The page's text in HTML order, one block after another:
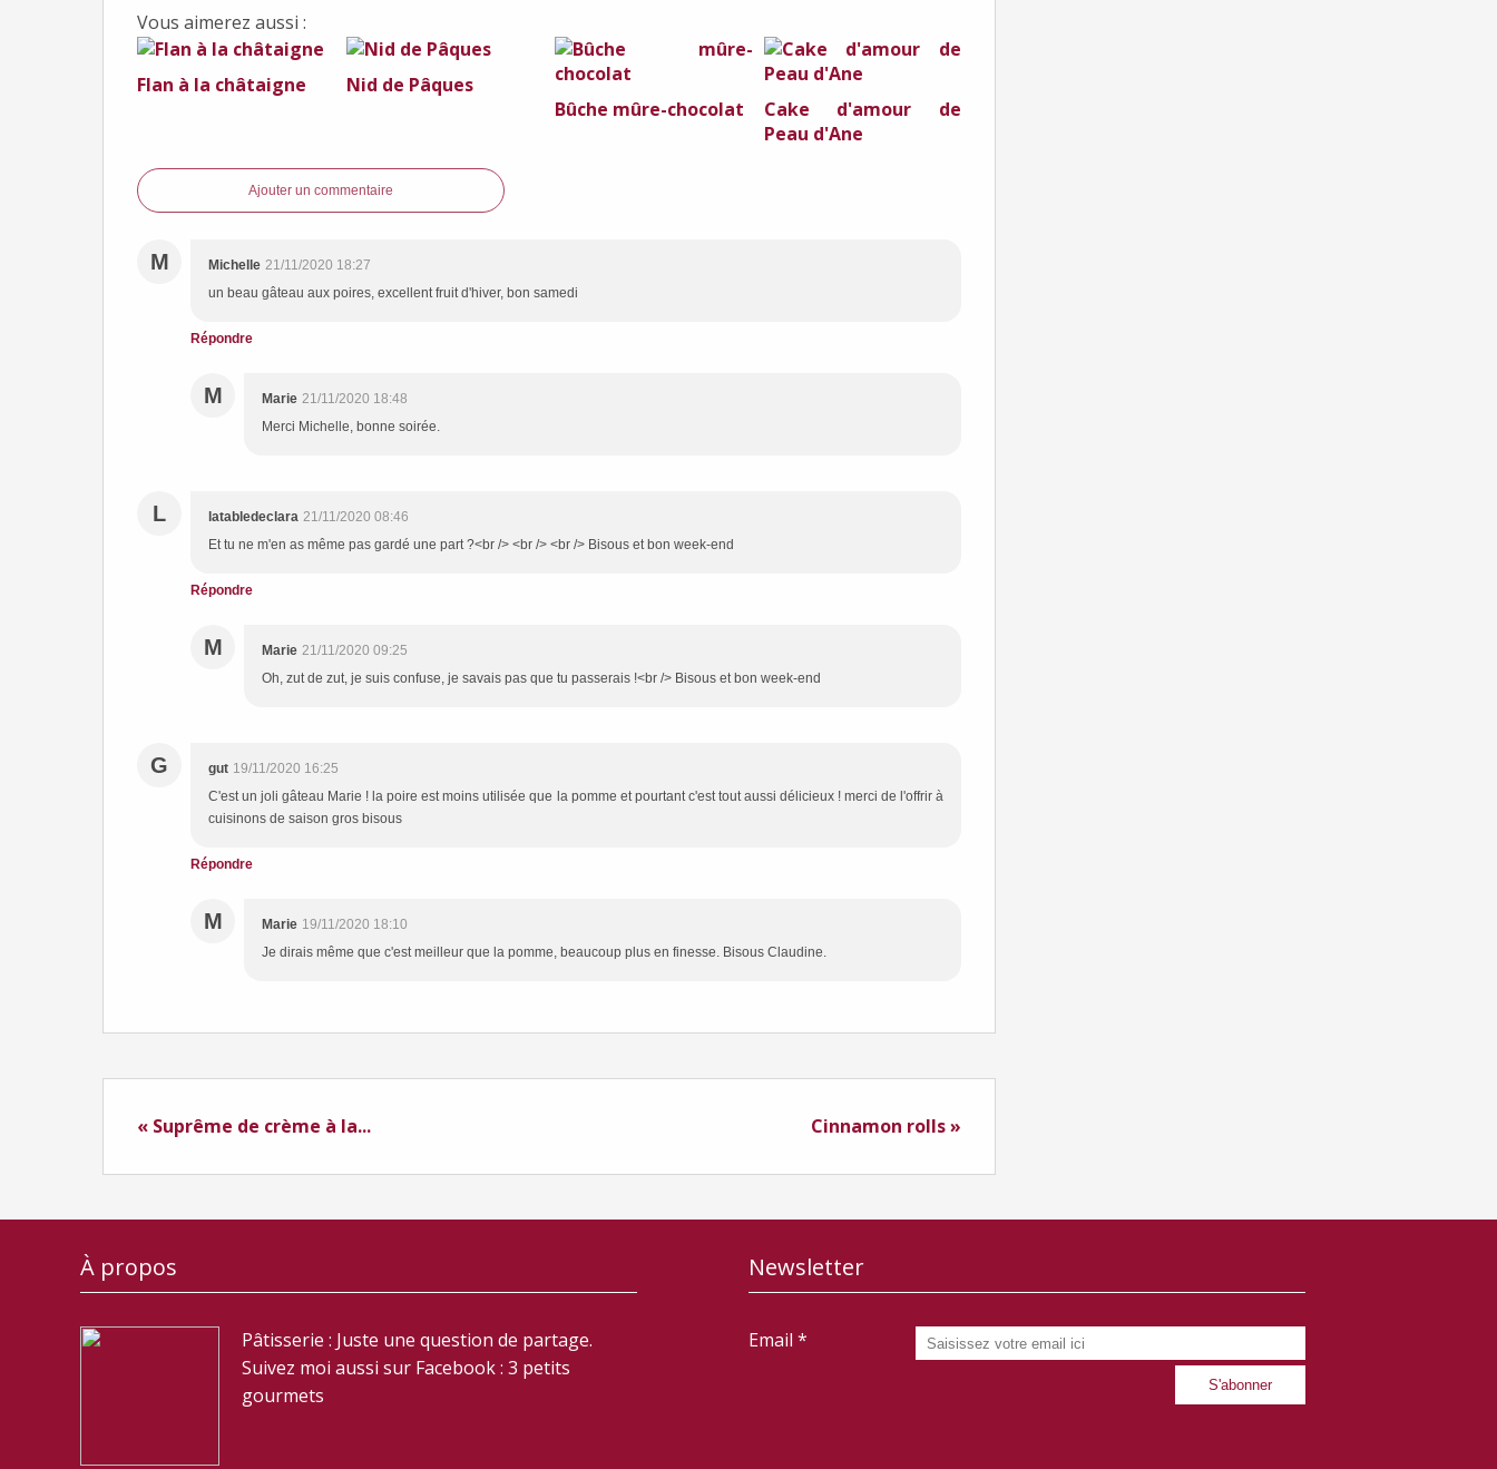
Vous aimerez aussi :
Flan à la châtaigne
Nid de Pâques
Bûche mûre-chocolat
Cake d'amour de
Peau d'Ane
Ajouter un commentaire
M Michelle 21/11/2020 18:27
un beau gâteau aux poires, excellent fruit d'hiver, bon samedi
Répondre
M Marie 21/11/2020 18:48
Merci Michelle, bonne soirée.
L latabledeclara 21/11/2020 08:46
Et tu ne m'en as même pas gardé une part ?<br /> <br /> <br /> Bisous et bon week-end
Répondre
M Marie 21/11/2020 09:25
Oh, zut de zut, je suis confuse, je savais pas que tu passerais !<br /> Bisous et bon week-end
G gut 19/11/2020 16:25
C'est un joli gâteau Marie ! la poire est moins utilisée que la pomme et pourtant c'est tout aussi délicieux ! merci de l'offrir à
cuisinons de saison gros bisous
Répondre
M Marie 19/11/2020 18:10
Je dirais même que c'est meilleur que la pomme, beaucoup plus en finesse. Bisous Claudine.
« Suprême de crème à la... Cinnamon rolls »
À propos
Pâtisserie : Juste une question de partage.
Suivez moi aussi sur Facebook : 3 petits
gourmets
Newsletter
Email